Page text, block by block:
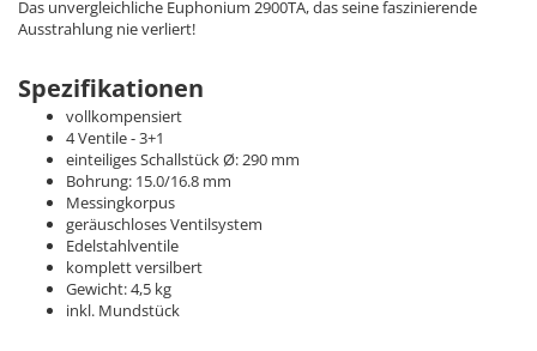
Das unvergleichliche Euphonium 2900TA, das seine faszinierende
Ausstrahlung nie verliert!
Spezifikationen
vollkompensiert
4 Ventile - 3+1
einteiliges Schallstück Ø: 290 mm
Bohrung: 15.0/16.8 mm
Messingkorpus
geräuschloses Ventilsystem
Edelstahlventile
komplett versilbert
Gewicht: 4,5 kg
inkl. Mundstück